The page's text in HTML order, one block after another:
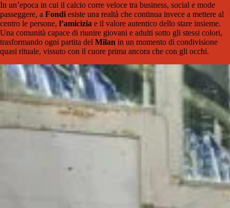
In un’epoca in cui il calcio corre veloce tra business, social e mode
passeggere, a Fondiesiste una realtà che continua invece a mettere al
centro le persone, l’amicizia e il valore autentico dello stare insieme.
Una comunità capace di riunire giovani e adulti sotto gli stessi colori,
trasformando ogni partita del Milan in un momento di condivisione
quasi rituale, vissuto con il cuore prima ancora che con gli occhi.